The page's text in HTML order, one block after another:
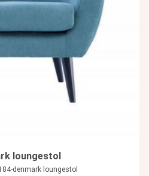
loungestol
denmark loungestol